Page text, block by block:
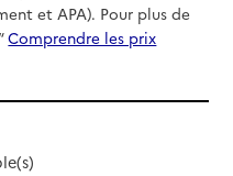
et APA). Pour plus de
Comprendre les prix